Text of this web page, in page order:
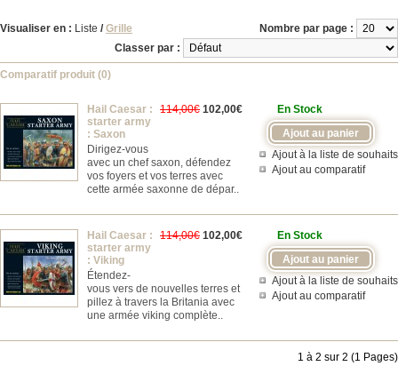
Visualiser en : Liste / Grille
Nombre par page :
Classer par :
Comparatif produit (0)
En Stock
Ajout à la liste de souhaits
Ajout au comparatif
114,00€ 102,00€
Hail Caesar :
starter army
: Saxon
Dirigez-vous
avec un chef saxon, défendez
vos foyers et vos terres avec
cette armée saxonne de dépar..
En Stock
Ajout à la liste de souhaits
Ajout au comparatif
114,00€ 102,00€
Hail Caesar :
starter army
: Viking
Étendez-
vous vers de nouvelles terres et
pillez à travers la Britania avec
une armée viking complète..
1 à 2 sur 2 (1 Pages)